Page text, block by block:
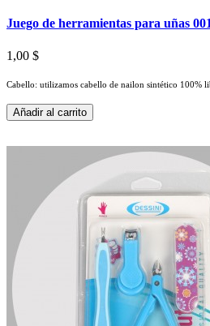
Juego de herramientas para uñas
1,00 $
Cabello: utilizamos cabello de nailon sintético 100%
Añadir al carrito